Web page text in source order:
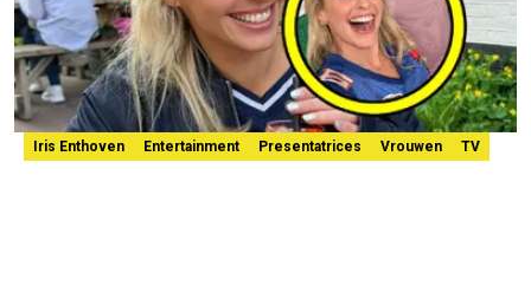
Iris Enthoven Entertainment Presentatrices Vrouwen TV